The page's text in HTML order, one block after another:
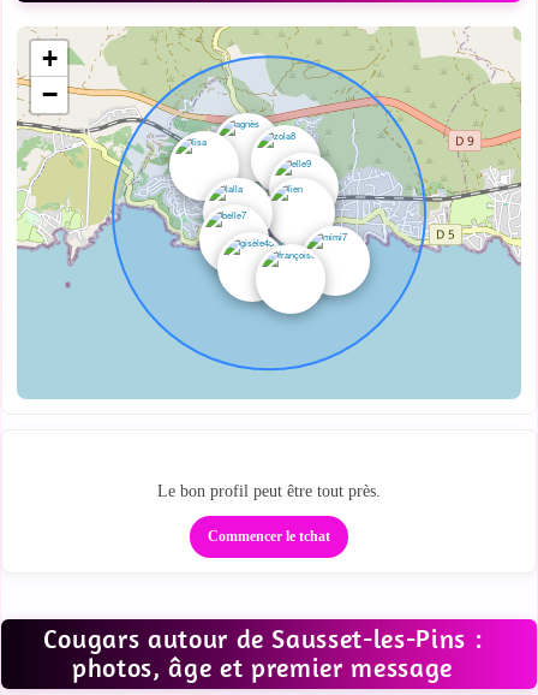
+
−
Le bon profil peut être tout près.
Commencer le tchat
Cougars autour de Sausset-les-Pins :
photos, âge et premier message
VOIR LES PHOTOS